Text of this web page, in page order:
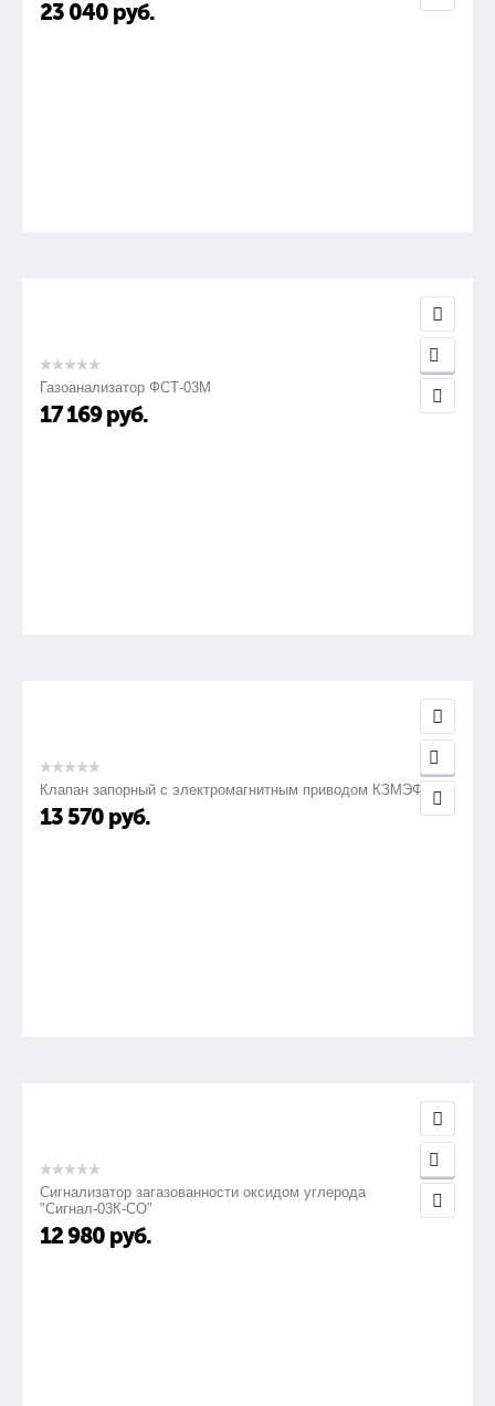
23 040 руб.
Газоанализатор ФСТ-03М
17 169 руб.
Клапан запорный с электромагнитным приводом КЗМЭФ
13 570 руб.
Сигнализатор загазованности оксидом углерода
"Сигнал-03К-СО"
12 980 руб.